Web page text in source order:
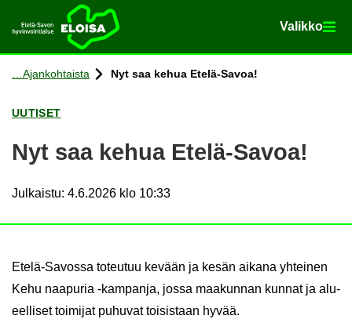
Etusi­vu Va­lik­ko
Va­lik­ko
Siir­ry si­säl­töön
Ajan­koh­tais­ta Nyt saa kehua Etelä-​Savoa!
UU­TI­SET
Nyt saa kehua Etelä-​Savoa!
Julkaistu: 4.6.2026 klo 10:33
Etelä-​Savossa to­teu­tuu ke­vään ja kesän ai­ka­na yh­tei­nen
Kehu naa­pu­ria -​kampanja, jossa maa­kun­nan kun­nat ja alu­
eel­li­set toi­mi­jat pu­hu­vat toi­sis­taan hyvää.